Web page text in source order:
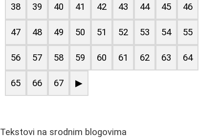
38 39 40 41 42 43 44 45 46
47 48 49 50 51 52 53 54 55
56 57 58 59 60 61 62 63 64
65 66 67 ▶
Tekstovi na srodnim blogovima